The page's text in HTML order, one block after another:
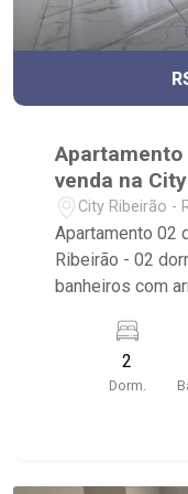
venda na
City Ribeirão -
Apartamento 02
Ribeirão - 02 dormitórios - ventilador de teto - 01
banheiros com
- 01 vagas de garagem -
portaria 24
playground,
2
Dorm.